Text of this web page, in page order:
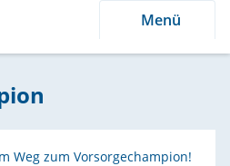
Menü
Weg zum Vorsorgechampion!